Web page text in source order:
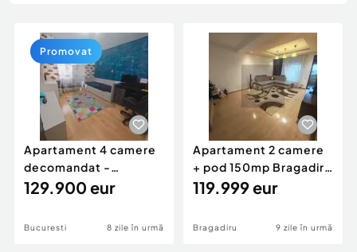
Animale de companie
Afaceri și echipamente profesionale
Inchiriere Bunuri si Vehicule
Piese auto si accesorii
Dacia Duster
Apartament 4 camere
decomandat -
centrala- Titan / Aleea
129.900 eur
Bucuresti 8 zile în urmă
Promovat
Apartament 2 camere
+ pod 150mp Bragadiru
Cartierul Verde
119.999 eur
Bragadiru 9 zile în urmă